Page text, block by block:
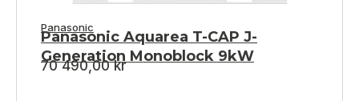
Panasonic
Panasonic Aquarea T-CAP J-
Generation Monoblock 9kW
70 490,00kr